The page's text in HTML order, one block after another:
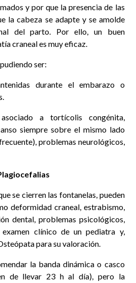
y por que la presencia de las
la cabeza se adapte y se amolde
del parto. Por ello, un buen
craneal es muy eficaz.
ser:
durante el embarazo o
a tortícolis congénita,
siempre sobre el mismo lado
problemas neurológicos,
se cierren las fontanelas, pueden
deformidad craneal, estrabismo,
dental, problemas psicológicos,
clínico de un pediatra y,
para su valoración.
la banda dinámica o casco
de llevar 23 h al día), pero la